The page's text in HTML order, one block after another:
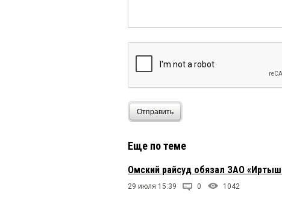
Отправить
Еще по теме
Омский райсуд обязал ЗАО
29 июля 15:39 0 1042